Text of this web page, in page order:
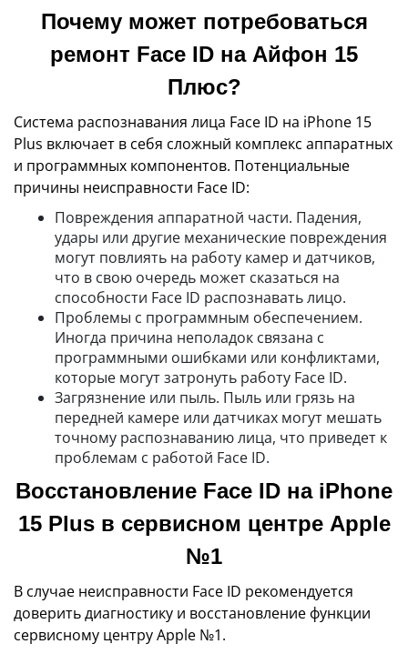
Почему может потребоваться
ремонт Face ID на Айфон 15
Плюс?
Система распознавания лица Face ID на iPhone 15
Plus включает в себя сложный комплекс аппаратных
и программных компонентов. Потенциальные
причины неисправности Face ID:
Повреждения аппаратной части. Падения,
удары или другие механические повреждения
могут повлиять на работу камер и датчиков,
что в свою очередь может сказаться на
способности Face ID распознавать лицо.
Проблемы с программным обеспечением.
Иногда причина неполадок связана с
программными ошибками или конфликтами,
которые могут затронуть работу Face ID.
Загрязнение или пыль. Пыль или грязь на
передней камере или датчиках могут мешать
точному распознаванию лица, что приведет к
проблемам с работой Face ID.
Восстановление Face ID на iPhone
15 Plus в сервисном центре Apple
№1
В случае неисправности Face ID рекомендуется
доверить диагностику и восстановление функции
сервисному центру Apple №1.